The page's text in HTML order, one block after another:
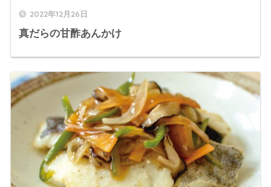
2022年12月26日
真だらの甘酢あんかけ